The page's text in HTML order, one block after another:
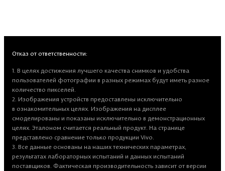
Отказ от ответственности:
1. В целях достижения лучшего качества снимков и удобства
пользователей фотографии в разных режимах будут иметь разное
количество пикселей.
2. Изображения устройств предоставлены исключительно
в ознакомительных целях. Изображения на дисплее
смоделированы и показаны исключительно в демонстрационных
целях. Эталоном считается реальный продукт. На странице
представлено сравнение только продукции Vivo.
3. Все данные основаны на наших технических параметрах,
результатах лабораторных испытаний и данных испытаний
поставщиков. Фактическая производительность зависит от версии